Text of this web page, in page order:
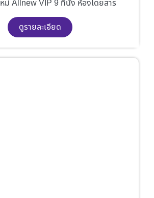
หม่ Allnew VIP 9 ที่นั่ง ห้องโดยสาร
ดูรายละเอียด